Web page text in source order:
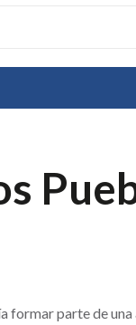
formar parte de